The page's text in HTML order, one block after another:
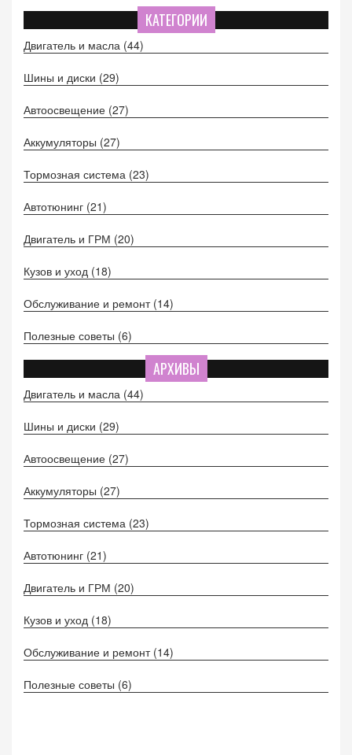
КАТЕГОРИИ
Двигатель и масла (44)
Шины и диски (29)
Автоосвещение (27)
Аккумуляторы (27)
Тормозная система (23)
Автотюнинг (21)
Двигатель и ГРМ (20)
Кузов и уход (18)
Обслуживание и ремонт (14)
Полезные советы (6)
АРХИВЫ
Двигатель и масла (44)
Шины и диски (29)
Автоосвещение (27)
Аккумуляторы (27)
Тормозная система (23)
Автотюнинг (21)
Двигатель и ГРМ (20)
Кузов и уход (18)
Обслуживание и ремонт (14)
Полезные советы (6)